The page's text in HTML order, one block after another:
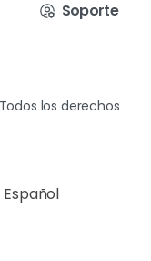
Soporte
los derechos
Español